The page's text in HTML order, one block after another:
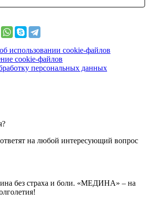
использовании cookie-файлов
cookie-файлов
персональных данных
на любой интересующий вопрос
без страха и боли. «МЕДИНА» – на